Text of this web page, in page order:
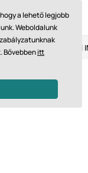
szállítás 61 475 Ft-tól
a lehető legjobb
Weboldalunk
Bővebbenitt